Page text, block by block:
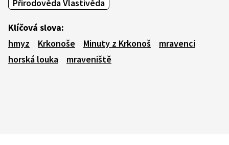
Přírodověda Vlastivěda
Klíčová slova:
hmyz
Krkonoše Minuty z Krkonoš
mravenci
horská louka
mraveniště